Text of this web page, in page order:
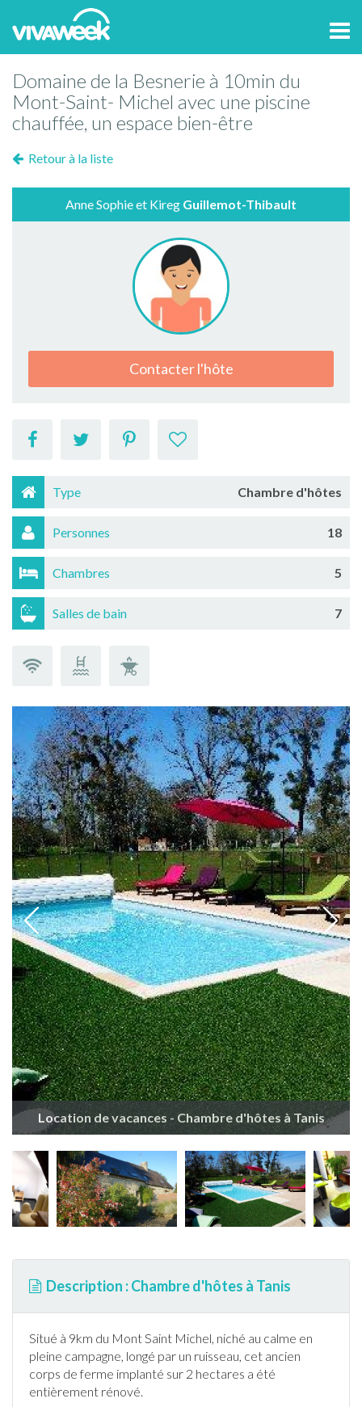
Domaine de la Besnerie à 10min du
Mont-Saint- Michel avec une piscine
chauffée, un espace bien-être
Retour à la liste
Anne Sophie et Kireg Guillemot-Thibault
Contacter l'hôte
Type Chambre d'hôtes
Personnes 18
Chambres 5
Salles de bain 7
Location de vacances - Chambre d'hôtes à Tanis
Description : Chambre d'hôtes à Tanis
Situé à 9km du Mont Saint Michel, niché au calme en
pleine campagne, longé par un ruisseau, cet ancien
corps de ferme implanté sur 2 hectares a été
entièrement rénové.